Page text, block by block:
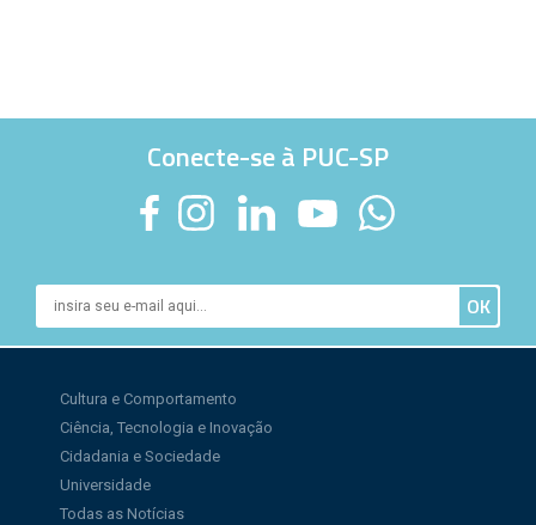
Conecte-se à PUC-SP
Cultura e Comportamento
Ciência, Tecnologia e Inovação
Cidadania e Sociedade
Universidade
Todas as Notícias